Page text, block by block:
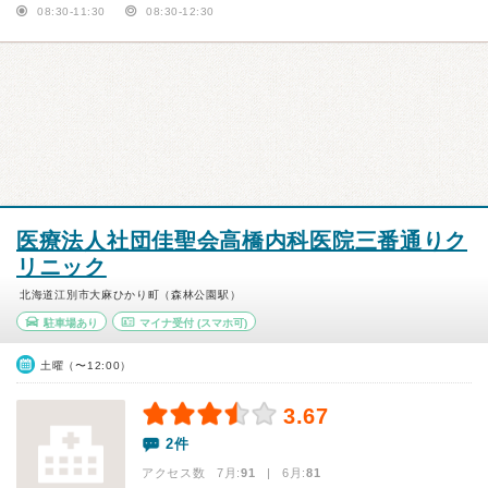
08:30-11:30 08:30-12:30
医療法人社団佳聖会高橋内科医院三番通りク
リニック
北海道江別市大麻ひかり町（森林公園駅）
駐車場あり マイナ受付(スマホ可)
土曜（〜12:00）
3.67
2件
アクセス数 7月:91 | 6月:81